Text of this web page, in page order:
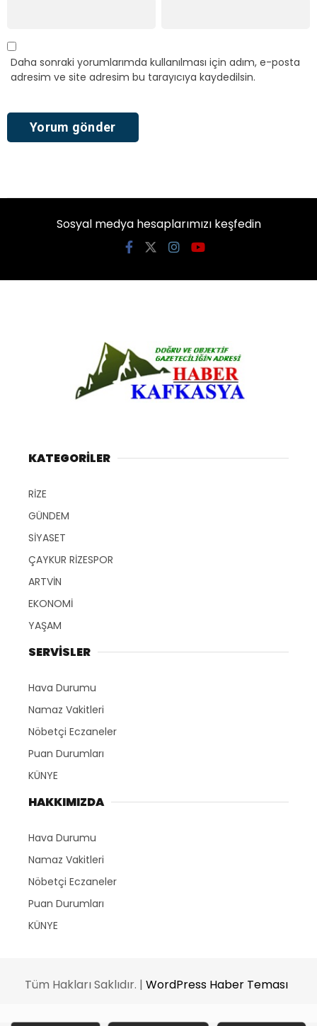
Daha sonraki yorumlarımda kullanılması için adım, e-posta
adresim ve site adresim bu tarayıcıya kaydedilsin.
Sosyal medya hesaplarımızı keşfedin
KATEGORİLER
RİZE
GÜNDEM
SİYASET
ÇAYKUR RİZESPOR
ARTVİN
EKONOMİ
YAŞAM
SERVİSLER
Hava Durumu
Namaz Vakitleri
Nöbetçi Eczaneler
Puan Durumları
KÜNYE
HAKKIMIZDA
Hava Durumu
Namaz Vakitleri
Nöbetçi Eczaneler
Puan Durumları
KÜNYE
Tüm Hakları Saklıdır. | WordPress Haber Teması